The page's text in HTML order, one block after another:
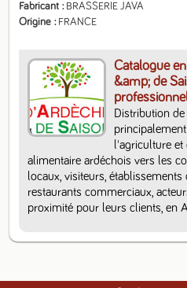
Fabricant
BRASSERIE JAVA
Origine
FRANCE
Catalogue
&amp; de
Distribution
l'agriculture et
alimentaire ardéchois vers les
locaux, visiteurs,
restaurants commerciaux,
proximité pour leurs clients, en